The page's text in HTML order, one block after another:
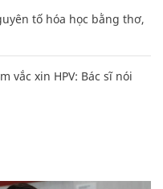
tố hóa học bằng thơ,
vắc xin HPV: Bác sĩ nói